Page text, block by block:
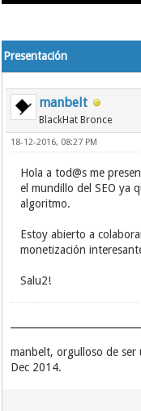
Presentación
manbelt
BlackHat Bronce
18-12-2016, 08:27 PM
Hola a tod@s me
el mundillo del SEO ya
algoritmo.
Estoy abierto a
monetización
Salu2!
manbelt, orgulloso de ser
Dec 2014.